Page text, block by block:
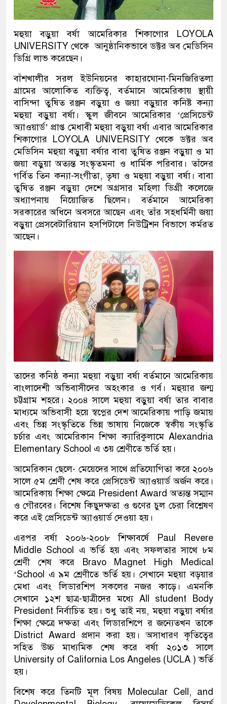
মহুয়া বড়ুয়া বর্ষা আমেরিকার শিকাগোর LOYOLA
UNIVERSITY থেকে আনুষ্ঠানিকভাবে ডক্টর অব মেডিসিন
ডিগ্রি লাভ করেছেন।
বাঁশখালীর সরল ইউনিয়নের কাহারঘোনা-মিনজিরিতলা
গ্রামের আলোকিত ব্যক্তিত্ব, বর্তমানে আমেরিকায় স্থায়ী
বাসিন্দা তুষিত রঞ্জন বড়ুয়া ও জয়া বড়ুয়ার কনিষ্ট কন্যা
মহুয়া বড়ুয়া বর্ষা। স্কুল জীবনে আমেরিকার ‘প্রেসিডেন্ট
অ্যাওয়ার্ড’ প্রাপ্ত মেধাবী মহুয়া বড়ুয়া বর্ষা এবার আমেরিকার
শিকাগোর LOYOLA UNIVERSITY থেকে ডক্টর অব
মেডিসিন মহুয়া বড়ুয়া বর্ষার বাবা তুষিত রঞ্জন বড়ুয়া ও মা
জয়া বড়ুয়া অত্যন্ত সংস্কৃতমনা ও ধার্মিক পরিবার। তাঁদের
গর্বিত তিন কন্যা-সংগীতা, তৃষা ও মহুয়া বড়ুয়া বর্ষা। বাবা
তুষিত রঞ্জন বড়ুয়া দেশে অগ্রসার মহিলা ডিগ্রী কলেজে
অধ্যাপনায় নিয়োজিত ছিলেন। বর্তমানে আমেরিকা
সরকারের অধিনে অবসরে আছেন এবং তাঁর সহধর্মিনী জয়া
বড়ুয়া প্রেসবেটারিয়ান হসপিটালে নিউট্রিশন বিভাগে কর্মরত
আছেন।
তাদের কনিষ্ঠ কন্যা মহুয়া বড়ুয়া বর্ষা বর্তমানে আমেরিকায়
বাংলাদেশী অভিবাসীদের অহংকার ও গর্ব। মহুয়ার জন্ম
চট্টগ্রাম শহরে। ২০০৪ সালে মহুয়া বড়ুয়া বর্ষা তার বাবার
মাধ্যমে অভিবাসী হয়ে স্বপ্নের দেশ আমেরিকায় পাড়ি জমায়
এবং ভিন্ন সংস্কৃতিতে ভিন্ন ভাষায় নিজেকে স্বকীয় সংস্কৃতি
চর্চার এবং আমেরিকান শিক্ষা ক্যারিকুলামে Alexandria
Elementary School এ ৩য় শ্রেণীতে ভর্তি হয়।
আমেরিকান ছেলে- মেয়েদের সাথে প্রতিযোগিতা করে ২০০৬
সালে ৫ম শ্রেণী শেষ করে প্রেসিডেন্ট অ্যাওয়ার্ড অর্জন করে।
আমেরিকায় শিক্ষা ক্ষেত্রে President Award অত্যন্ত সম্মান
ও গৌরবের। বিশেষ কিছুদক্ষতা ও গুণের চুল চেরা বিশ্লেষণ
করে এই প্রেসিডেন্ট অ্যাওয়ার্ড দেওয়া হয়।
এরপর বর্ষা ২০০৬-২০০৮ শিক্ষাবর্ষে Paul Revere
Middle School এ ভর্তি হয় এবং সফলতার সাথে ৮ম
শ্রেণী শেষ করে Bravo Magnet High Medical
‘School এ ৯ম শ্রেণীতে ভর্তি হয়। সেখানে মহুয়া বড়য়ার
মেধা এবং লিডারশিপ সকলের নজর কাড়ে। এমনকি
সেখানে ১২শ ছাত্র-ছাত্রীদের মধ্যে All student Body
President নির্বাচিত হয়। শুধু তাই নয়, মহুয়া বড়ুয়া বর্ষার
শিক্ষা ক্ষেত্রে দক্ষতা এবং লিডারশিপে র জন্যেতখন তাকে
District Award প্রদান করা হয়। অসাধারণ কৃতিত্বের
সহিত উচ্চ মাধ্যমিক শেষ করে বর্ষা ২০১৩ সালে
University of California Los Angeles (UCLA ) ভর্তি
হয়।
বিশেষ করে তিনটি মূল বিষয় Molecular Cell, and